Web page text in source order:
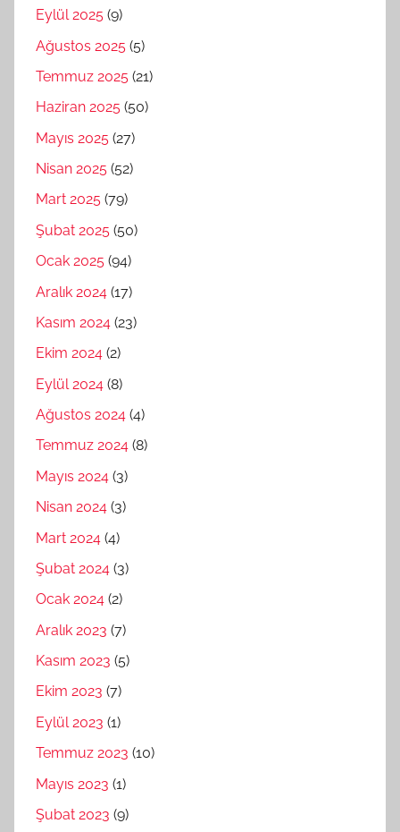
Eylül 2025 (9)
Ağustos 2025 (5)
Temmuz 2025 (21)
Haziran 2025 (50)
Mayıs 2025 (27)
Nisan 2025 (52)
Mart 2025 (79)
Şubat 2025 (50)
Ocak 2025 (94)
Aralık 2024 (17)
Kasım 2024 (23)
Ekim 2024 (2)
Eylül 2024 (8)
Ağustos 2024 (4)
Temmuz 2024 (8)
Mayıs 2024 (3)
Nisan 2024 (3)
Mart 2024 (4)
Şubat 2024 (3)
Ocak 2024 (2)
Aralık 2023 (7)
Kasım 2023 (5)
Ekim 2023 (7)
Eylül 2023 (1)
Temmuz 2023 (10)
Mayıs 2023 (1)
Şubat 2023 (9)